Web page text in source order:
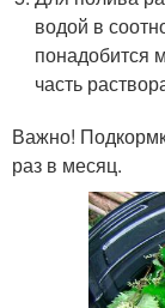
водой в
понадобится
часть
Важно!
раз в месяц.